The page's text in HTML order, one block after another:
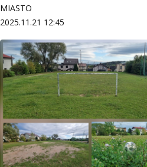
MIASTO
2025.11.21 12:45